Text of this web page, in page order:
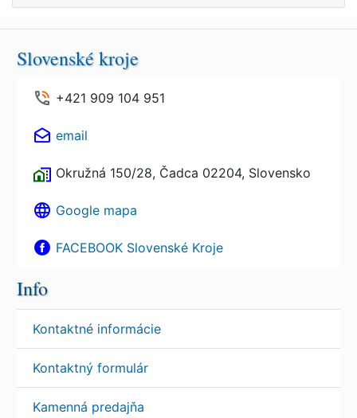
Slovenské kroje
+421 909 104 951
email
Okružná 150/28, Čadca 02204, Slovensko
Google mapa
FACEBOOK Slovenské Kroje
Info
Kontaktné informácie
Kontaktný formulár
Kamenná predajňa